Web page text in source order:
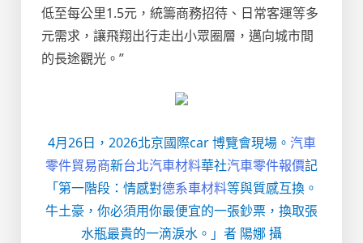
低至每公里1.5元，統籌商務招待、日常客運等多
元需求，讓飛翔出行走出小眾圈層，邁向城市間
的長途觀光。”
4月26日，2026北京國際car 博覽會現場。 汽車
零件貿易商新台北汽車材料華社汽車零件報價記
「第一階段：情感對德系車材料等與質感互換。
牛土豪，你必須用你最便宜的一張鈔票，換取張
水瓶最貴的一滴淚水。」者 陽娜 攝